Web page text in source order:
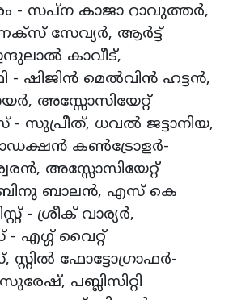
- സപ്ന കാജാ റാവുത്തര്‍,
സേവ്യര്‍, ആര്‍ട്ട്
കാവീട്,
- ഷിജിന്‍ മെല്‍വിന്‍ ഹട്ടന്‍,
അസ്സോസിയേറ്റ്
- സുപ്രീത്, ധവല്‍ ജട്ടാനിയ,
കണ്‍ട്രോളര്‍-
അസ്സോസിയേറ്റ്
ബാലന്‍, എസ് കെ
- ശ്രീക് വാര്യര്‍,
എഗ്ഗ് വൈറ്റ്
ഫോട്ടോഗ്രാഫര്‍-
പബ്ലിസിറ്റി